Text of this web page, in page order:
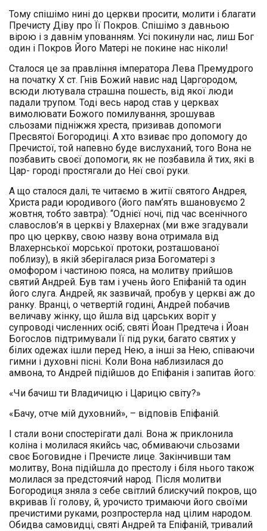
Тому спішімо нині до церкви просити, молити і благати
Пречисту Діву про Її Покров. Спішімо з давньою
вірою і з давнім упованням. Усі покинули нас, лиш Бог
один і Покров Його Матері не покине нас ніколи!
Сталося це за правління імператора Лева Премудрого
на початку X ст. Гнів Божий навис над Царгородом,
всюди лютувала страшна пошесть, від якої люди
падали трупом. Тоді весь народ став у церквах
вимолювати Божого помилування, зрошував
сльозами підніжжя хреста, призивав допомоги
Пресвятої Богородиці. А хто взиває про допомогу до
Пречистої, той напевно буде вислуханий, того Вона не
позбавить своєї допомоги, як не позбавила й тих, які в
Цар- городі простягали до Неї свої руки.
А що сталося далі, те читаємо в житії святого Андрея,
Христа ради юродивого (його пам’ять вшановуємо 2
жовтня, тобто завтра): “Однієї ночі, під час всенічного
славослов’я в церкві у Влахернах (ми вже згадували
про цю церкву, свою назву вона отримала від
Влахернської морської протоки, розташованої
поблизу), в якій зберігалася риза Богоматері з
омофором і частиною пояса, на молитву прийшов
святий Андрей. Був там і учень його Епіфаній та один
його слуга. Андрей, як зазвичай, пробув у церкві аж до
ранку. Вранці, о четвертій годині, Андрей побачив
величаву жінку, що йшла від царських воріт у
супроводі численних осіб; святі Йоан Предтеча і Йоан
Богослов підтримували Її під руки, багато святих у
білих одежах ішли перед Нею, а інші за Нею, співаючи
гимни і духовні пісні. Коли Вона наблизилася до
амвона, то Андрей підійшов до Епіфанія і запитав його:
«Чи бачиш ти Владичицю і Царицю світу?»
«Бачу, отче мій духовний», – відповів Епіфаній.
І стали вони спостерігати далі. Вона ж приклонила
коліна і молилася якийсь час, обмиваючи сльозами
своє Боговидне і Пречисте лице. Закінчивши там
молитву, Вона підійшла до престолу і біля нього також
молилася за предстоячий народ. Після молитви
Богородиця зняла з себе світлий блискучий покров, що
вкривав Її голову, й, урочисто тримаючи його своїми
пречистими руками, розпростерла над цілим народом.
Обидва самовидці, святі Андрей та Епіфаній, тривалий